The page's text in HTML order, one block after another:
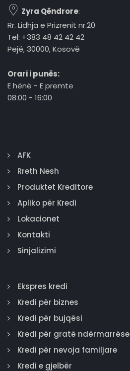
Zyra Qëndrore:
Rr. Lidhja e Prizrenit nr.20
Tel: +383 48 42 42 42
Pejë, 30000, Kosovë
Orari i punës:
E hënë - E premte
08:00 - 16:00
AFK
Rreth Nesh
Produktet Kreditore
Apliko për Kredi
Lokacionet
Kontakti
Sinjalizimi
Ekspres kredi
Kredi për biznes
Kredi për bujqësi
Kredi për gratë ndërmarrëse
Kredi për nevoja familjare
Kredi e gjelbër